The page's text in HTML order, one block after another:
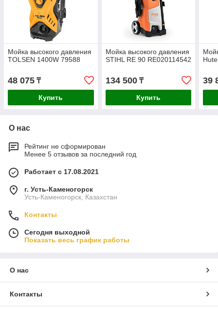
Мойка высокого давления
TOLSEN 1400W 79588
48 075 ₸
Купить
Мойка высокого давления
STIHL RE 90 RE020114542
134 500₸
Купить
39
О нас
Рейтинг не сформирован
Менее 5 отзывов за последний год
Работает с 17.08.2021
г. Усть-Каменогорск
Усть-Каменогорск, Казахстан
Контакты
Сегодня выходной
Показать весь график работы
О нас
Контакты